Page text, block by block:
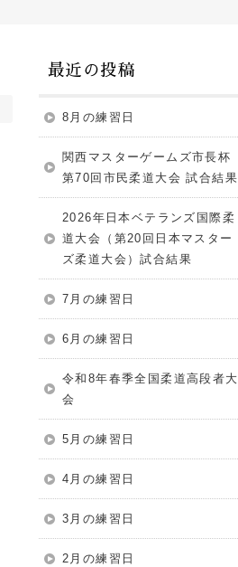
最近の投稿
8月の練習日
関西マスターゲームズ市長杯
第70回市民柔道大会 試合結果
2026年日本ベテランズ国際柔
道大会（第20回日本マスター
ズ柔道大会）試合結果
7月の練習日
6月の練習日
令和8年春季全国柔道高段者大
会
5月の練習日
4月の練習日
3月の練習日
2月の練習日